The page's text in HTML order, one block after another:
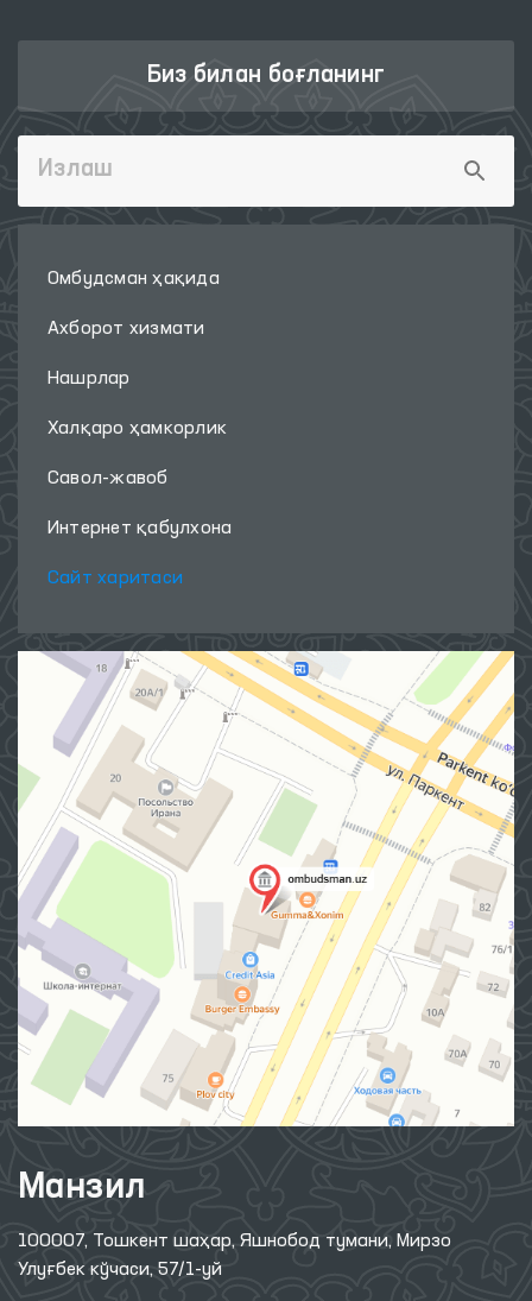
Биз билан боғланинг
Омбудсман ҳақида
Ахборот хизмати
Нашрлар
Халқаро ҳамкорлик
Савол-жавоб
Интернет қабулхона
Сайт харитаси
Манзил
100007, Тошкент шаҳар, Яшнобод тумани, Мирзо
Улуғбек кўчаси, 57/1-уй